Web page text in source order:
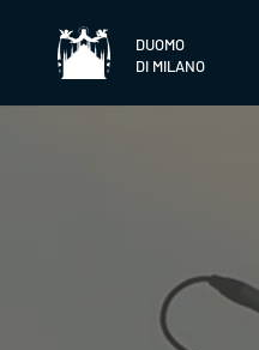
DUOMO
DI MILANO